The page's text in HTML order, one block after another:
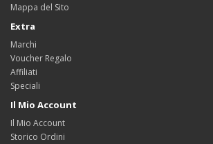
Mappa del Sito
Extra
Marchi
Voucher Regalo
Affiliati
Speciali
Il Mio Account
Il Mio Account
Storico Ordini